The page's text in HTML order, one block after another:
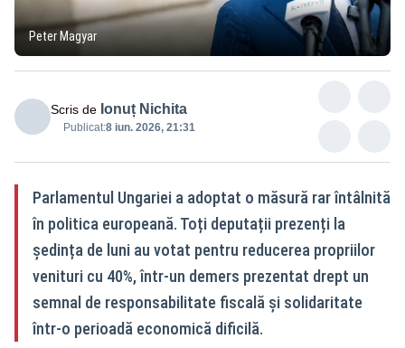
Peter Magyar
Scris de Ionuț Nichita
Publicat:8 iun. 2026, 21:31
Parlamentul Ungariei a adoptat o măsură rar întâlnită
în politica europeană. Toți deputații prezenți la
ședința de luni au votat pentru reducerea propriilor
venituri cu 40%, într-un demers prezentat drept un
semnal de responsabilitate fiscală și solidaritate
într-o perioadă economică dificilă.